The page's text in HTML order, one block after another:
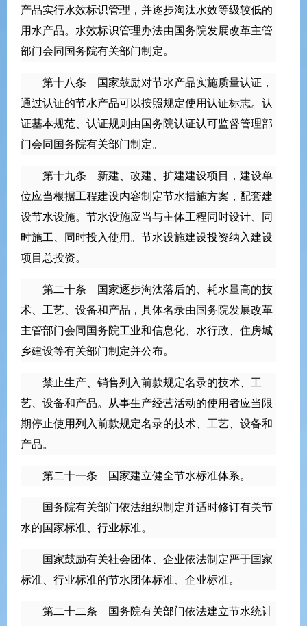
产品实行水效标识管理，并逐步淘汰水效等级较低的
用水产品。水效标识管理办法由国务院发展改革主管
部门会同国务院有关部门制定。
第十八条 国家鼓励对节水产品实施质量认证，
通过认证的节水产品可以按照规定使用认证标志。认
证基本规范、认证规则由国务院认证认可监督管理部
门会同国务院有关部门制定。
第十九条 新建、改建、扩建建设项目，建设单
位应当根据工程建设内容制定节水措施方案，配套建
设节水设施。节水设施应当与主体工程同时设计、同
时施工、同时投入使用。节水设施建设投资纳入建设
项目总投资。
第二十条 国家逐步淘汰落后的、耗水量高的技
术、工艺、设备和产品，具体名录由国务院发展改革
主管部门会同国务院工业和信息化、水行政、住房城
乡建设等有关部门制定并公布。
禁止生产、销售列入前款规定名录的技术、工
艺、设备和产品。从事生产经营活动的使用者应当限
期停止使用列入前款规定名录的技术、工艺、设备和
产品。
第二十一条 国家建立健全节水标准体系。
国务院有关部门依法组织制定并适时修订有关节
水的国家标准、行业标准。
国家鼓励有关社会团体、企业依法制定严于国家
标准、行业标准的节水团体标准、企业标准。
第二十二条 国务院有关部门依法建立节水统计